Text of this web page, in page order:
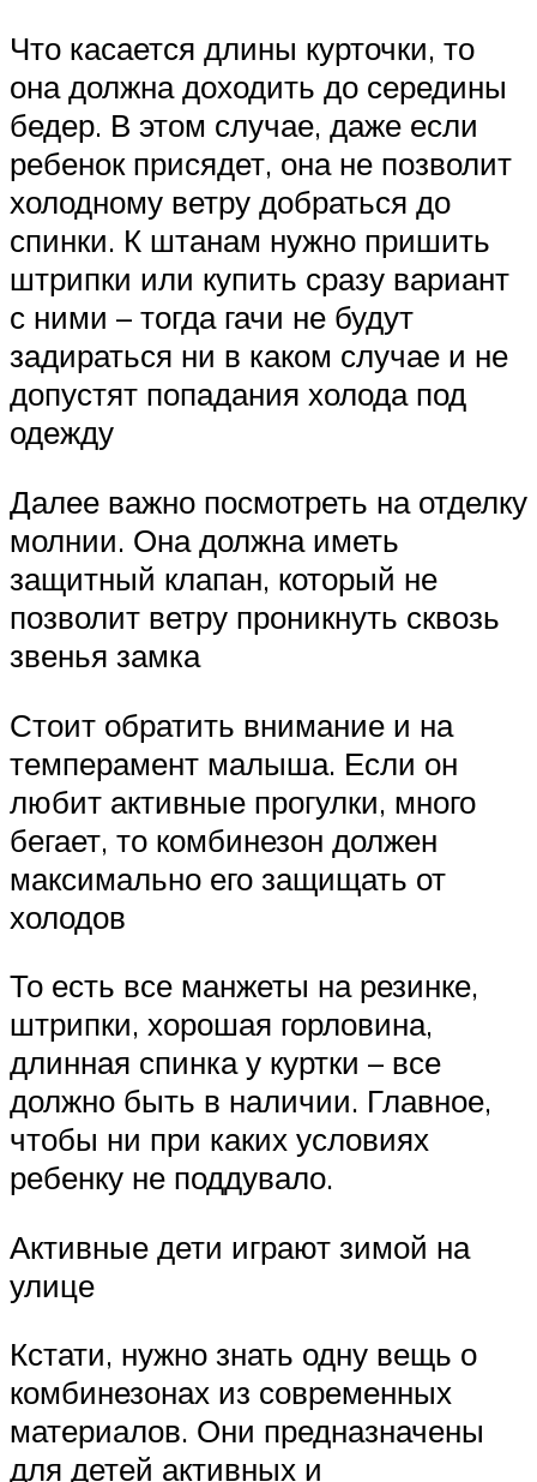
Что касается длины курточки, то
она должна доходить до середины
бедер. В этом случае, даже если
ребенок присядет, она не позволит
холодному ветру добраться до
спинки. К штанам нужно пришить
штрипки или купить сразу вариант
с ними – тогда гачи не будут
задираться ни в каком случае и не
допустят попадания холода под
одежду
Далее важно посмотреть на отделку
молнии. Она должна иметь
защитный клапан, который не
позволит ветру проникнуть сквозь
звенья замка
Стоит обратить внимание и на
темперамент малыша. Если он
любит активные прогулки, много
бегает, то комбинезон должен
максимально его защищать от
холодов
То есть все манжеты на резинке,
штрипки, хорошая горловина,
длинная спинка у куртки – все
должно быть в наличии. Главное,
чтобы ни при каких условиях
ребенку не поддувало.
Активные дети играют зимой на
улице
Кстати, нужно знать одну вещь о
комбинезонах из современных
материалов. Они предназначены
для детей активных и